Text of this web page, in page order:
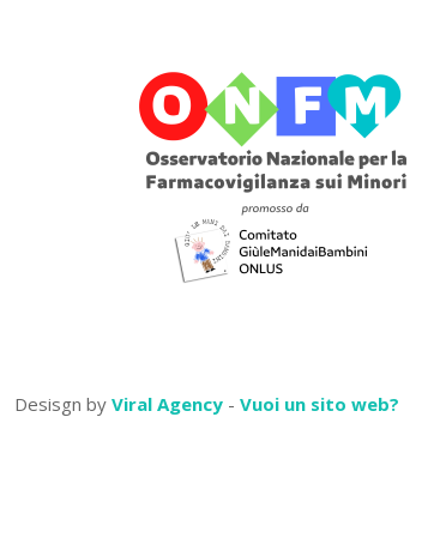
Desisgn by Viral Agency - Vuoi un sito web?